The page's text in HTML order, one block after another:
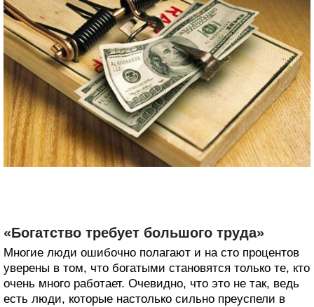
«Богатство требует большого труда»
Многие люди ошибочно полагают и на сто процентов
уверены в том, что богатыми становятся только те, кто
очень много работает. Очевидно, что это не так, ведь
есть люди, которые настолько сильно преуспели в